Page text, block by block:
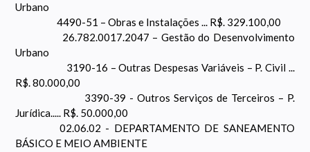
Urbano
4490-51 – Obras e Instalações ... R$. 329.100,00
26.782.0017.2047 – Gestão do Desenvolvimento
Urbano
3190-16 – Outras Despesas Variáveis – P. Civil ...
R$. 80.000,00
3390-39 - Outros Serviços de Terceiros – P.
Jurídica..... R$. 50.000,00
02.06.02 - DEPARTAMENTO DE SANEAMENTO
BÁSICO E MEIO AMBIENTE